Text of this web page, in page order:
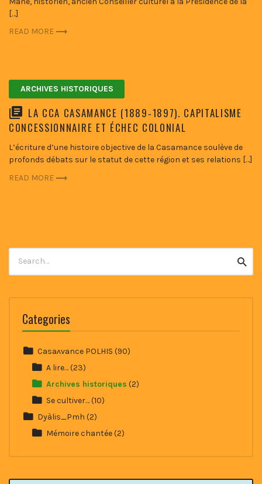
[…]
READ MORE
ARCHIVES HISTORIQUES
LA CCA CASAMANCE (1889‑1897). CAPITALISME
CONCESSIONNAIRE ET ÉCHEC COLONIAL
L’écriture d’une histoire objective de la Casamance soulève de
profonds débats sur le statut de cette région et ses relations […]
READ MORE
for:
Categories
Casaʌvance POLHIS (90)
A lire…(23)
Archives historiques (2)
Se cultiver…(10)
Dyàlis_Pmh (2)
Mémoire chantée(2)